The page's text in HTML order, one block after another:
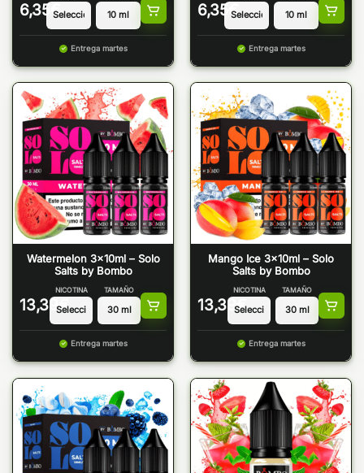
6,35 €
Entrega martes
6,35 €
Entrega martes
Watermelon 3x10ml – Solo
Salts by Bombo
13,39€
NICOTINA TAMAÑO
Entrega martes
Mango Ice 3x10ml – Solo
Salts by Bombo
13,39€
NICOTINA TAMAÑO
Entrega martes